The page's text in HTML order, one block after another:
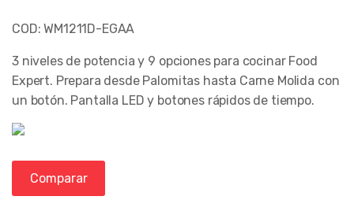
COD: WM1211D-EGAA
3 niveles de potencia y 9 opciones para cocinar Food
Expert. Prepara desde Palomitas hasta Carne Molida con
un botón. Pantalla LED y botones rápidos de tiempo.
Comparar